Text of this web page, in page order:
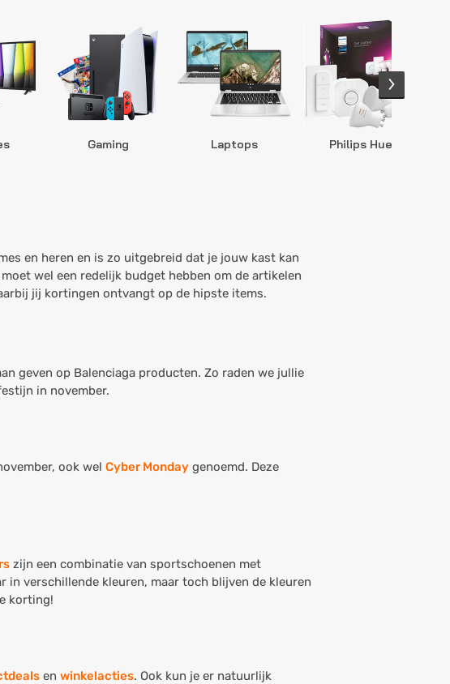
Gaming Laptops Philips Hue
en heren en is zo uitgebreid dat je jouw kast kan
wel een redelijk budget hebben om de artikelen
jij kortingen ontvangt op de hipste items.
geven op Balenciaga producten. Zo raden we jullie
in november.
ook wel Cyber Monday genoemd. Deze
zijn een combinatie van sportschoenen met
in verschillende kleuren, maar toch blijven de kleuren
korting!
en winkelacties. Ook kun je er natuurlijk